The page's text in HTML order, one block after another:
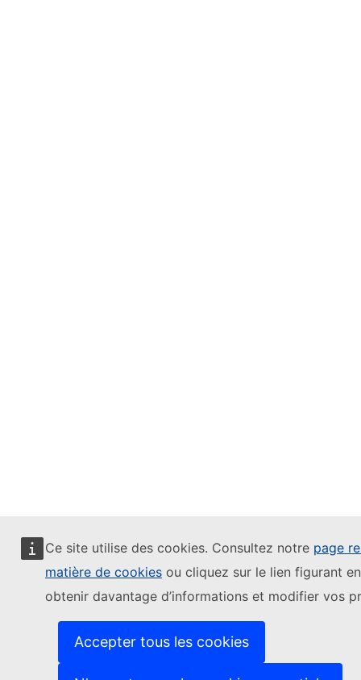
Ce site utilise des cookies. Consultez notre page
matière de cookies ou cliquez sur le lien figurant
obtenir davantage d’informations et modifier vos
Accepter tous les cookies